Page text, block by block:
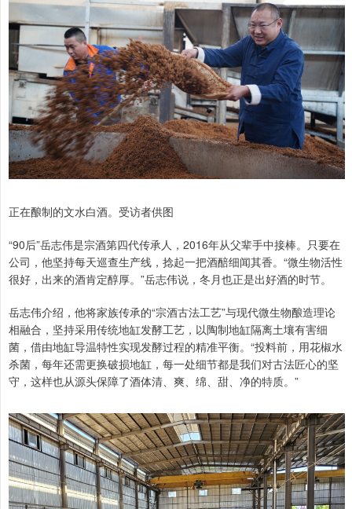
正在酿制的文水白酒。受访者供图
“90后”岳志伟是宗酒第四代传承人，2016年从父辈手中接棒。只要在
公司，他坚持每天巡查生产线，捻起一把酒醅细闻其香。“微生物活性
很好，出来的酒肯定醇厚。”岳志伟说，冬月也正是出好酒的时节。
岳志伟介绍，他将家族传承的“宗酒古法工艺”与现代微生物酿造理论
相融合，坚持采用传统地缸发酵工艺，以陶制地缸隔离土壤有害细
菌，借由地缸导温特性实现发酵过程的精准平衡。“投料前，用花椒水
杀菌，每年还需更换破损地缸，每一处细节都是我们对古法匠心的坚
守，这样也从源头保障了酒体清、爽、绵、甜、净的特质。”